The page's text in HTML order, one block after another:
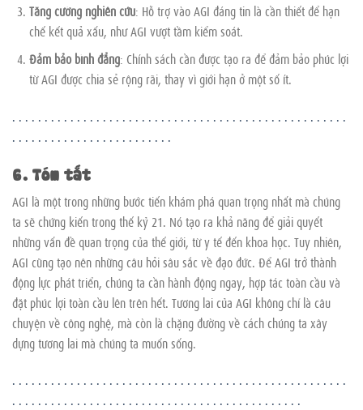
Tăng cường nghiên cứu: Hỗ trợ vào AGI đáng tin là cần thiết để hạn
chế kết quả xấu, như AGI vượt tầm kiểm soát.
Đảm bảo bình đẳng: Chính sách cần được tạo ra để đảm bảo phúc lợi
từ AGI được chia sẻ rộng rãi, thay vì giới hạn ở một số ít.
. . . . . . . . . . . . . . . . . . . . . . . . . . . . . . . . . . . . . . . . . . . . . . . . . . . .
. . . . . . . . . . . . . . . . . . . . . . . . .
6. Tóm tắt
AGI là một trong những bước tiến khám phá quan trọng nhất mà chúng
ta sẽ chứng kiến trong thế kỷ 21. Nó tạo ra khả năng để giải quyết
những vấn đề quan trọng của thế giới, từ y tế đến khoa học. Tuy nhiên,
AGI cũng tạo nên những câu hỏi sâu sắc về đạo đức. Để AGI trở thành
động lực phát triển, chúng ta cần hành động ngay, hợp tác toàn cầu và
đặt phúc lợi toàn cầu lên trên hết. Tương lai của AGI không chỉ là câu
chuyện về công nghệ, mà còn là chặng đường về cách chúng ta xây
dựng tương lai mà chúng ta muốn sống.
. . . . . . . . . . . . . . . . . . . . . . . . . . . . . . . . . . . . . . . . . . . . . . . . . . . .
. . . . . . . . . . . . . . . . . . . . . . . . . . . . . . . . . . . . . . . . . . . . .